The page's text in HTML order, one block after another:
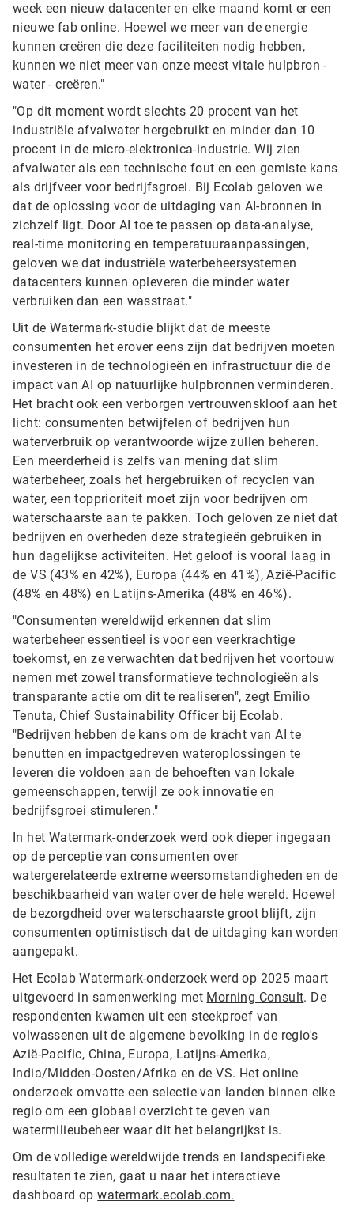
week een nieuw datacenter en elke maand komt er een
nieuwe fab online. Hoewel we meer van de energie
kunnen creëren die deze faciliteiten nodig hebben,
kunnen we niet meer van onze meest vitale hulpbron -
water - creëren."
"Op dit moment wordt slechts 20 procent van het
industriële afvalwater hergebruikt en minder dan 10
procent in de micro-elektronica-industrie. Wij zien
afvalwater als een technische fout en een gemiste kans
als drijfveer voor bedrijfsgroei. Bij Ecolab geloven we
dat de oplossing voor de uitdaging van AI-bronnen in
zichzelf ligt. Door AI toe te passen op data-analyse,
real-time monitoring en temperatuuraanpassingen,
geloven we dat industriële waterbeheersystemen
datacenters kunnen opleveren die minder water
verbruiken dan een wasstraat."
Uit de Watermark-studie blijkt dat de meeste
consumenten het erover eens zijn dat bedrijven moeten
investeren in de technologieën en infrastructuur die de
impact van AI op natuurlijke hulpbronnen verminderen.
Het bracht ook een verborgen vertrouwenskloof aan het
licht: consumenten betwijfelen of bedrijven hun
waterverbruik op verantwoorde wijze zullen beheren.
Een meerderheid is zelfs van mening dat slim
waterbeheer, zoals het hergebruiken of recyclen van
water, een topprioriteit moet zijn voor bedrijven om
waterschaarste aan te pakken. Toch geloven ze niet dat
bedrijven en overheden deze strategieën gebruiken in
hun dagelijkse activiteiten. Het geloof is vooral laag in
de VS (43% en 42%), Europa (44% en 41%), Azië-Pacific
(48% en 48%) en Latijns-Amerika (48% en 46%).
"Consumenten wereldwijd erkennen dat slim
waterbeheer essentieel is voor een veerkrachtige
toekomst, en ze verwachten dat bedrijven het voortouw
nemen met zowel transformatieve technologieën als
transparante actie om dit te realiseren", zegt Emilio
Tenuta, Chief Sustainability Officer bij Ecolab.
"Bedrijven hebben de kans om de kracht van AI te
benutten en impactgedreven wateroplossingen te
leveren die voldoen aan de behoeften van lokale
gemeenschappen, terwijl ze ook innovatie en
bedrijfsgroei stimuleren."
In het Watermark-onderzoek werd ook dieper ingegaan
op de perceptie van consumenten over
watergerelateerde extreme weersomstandigheden en de
beschikbaarheid van water over de hele wereld. Hoewel
de bezorgdheid over waterschaarste groot blijft, zijn
consumenten optimistisch dat de uitdaging kan worden
aangepakt.
Het Ecolab Watermark-onderzoek werd op 2025 maart
uitgevoerd in samenwerking met Morning Consult. De
respondenten kwamen uit een steekproef van
volwassenen uit de algemene bevolking in de regio's
Azië-Pacific, China, Europa, Latijns-Amerika,
India/Midden-Oosten/Afrika en de VS. Het online
onderzoek omvatte een selectie van landen binnen elke
regio om een globaal overzicht te geven van
watermilieubeheer waar dit het belangrijkst is.
Om de volledige wereldwijde trends en landspecifieke
resultaten te zien, gaat u naar het interactieve
dashboard opwatermark.ecolab.com.